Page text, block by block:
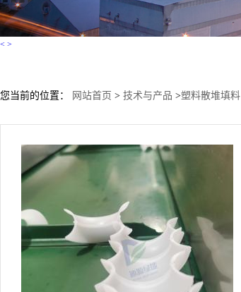
< >
您当前的位置： 网站首页 > 技术与产品 >塑料散堆填料